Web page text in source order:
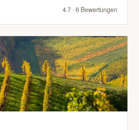
4.7 · 6 Bewertungen